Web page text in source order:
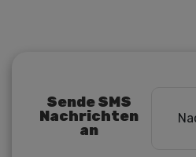
Sende SMS
Nachrichten
an